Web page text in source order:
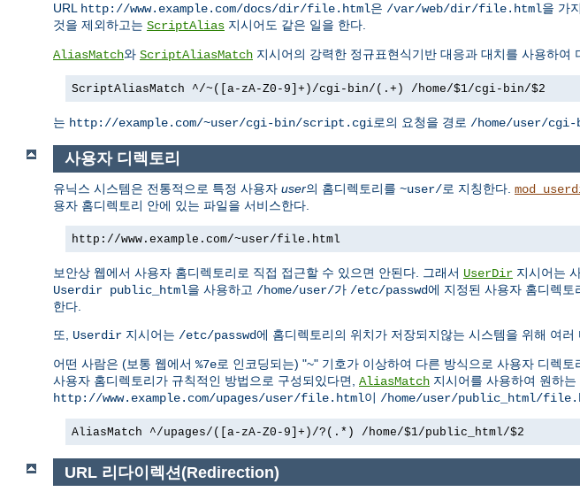
URL http://www.example.com/docs/dir/file.html은 /var/web/dir/file.html을 가
것을 제외하고는 ScriptAlias 지시어도 같은 일을 한다.
AliasMatch와 ScriptAliasMatch 지시어의 강력한 정규표현식기반 대응과 대치를 사용하여
ScriptAliasMatch ^/~([a-zA-Z0-9]+)/cgi-bin/(.+) /home/$1/cgi-bin/$2
는 http://example.com/~user/cgi-bin/script.cgi로의 요청을 경로 /home/user/
사용자 디렉토리
유닉스 시스템은 전통적으로 특정 사용자 user의 홈디렉토리를 ~user/로 지칭한다.
용자 홈디렉토리 안에 있는 파일을 서비스한다.
http://www.example.com/~user/file.html
보안상 웹에서 사용자 홈디렉토리로 직접 접근할 수 있으면 안된다. 그래서 UserDir 지시어는
Userdir public_html을 사용하고 /home/user/가 /etc/passwd에 지정된 사용자 홈디렉토
한다.
또, Userdir 지시어는 /etc/passwd에 홈디렉토리의 위치가 저장되지않는 시스템을 위해 여러
어떤 사람은 (보통 웹에서 %7e로 인코딩되는) "~" 기호가 이상하여 다른 방식으로 사용자 디렉
사용자 홈디렉토리가 규칙적인 방법으로 구성되있다면, AliasMatch 지시어를 사용하여 원하
http://www.example.com/upages/user/file.html이 /home/user/public_html/
AliasMatch ^/upages/([a-zA-Z0-9]+)/?(.*) /home/$1/public_html/$2
URL 리다이렉션(Redirection)